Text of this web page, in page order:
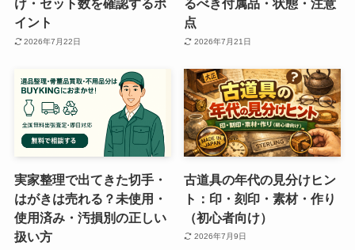
け・セット数を確認するポ
イント
2026年7月22日
るべき付属品・状態・注意
点
2026年7月21日
実家整理で出てきた切手・
はがきは売れる？未使用・
使用済み・汚損別の正しい
扱い方
古道具の年代の見分けヒン
ト：印・刻印・素材・作り
（初心者向け）
2026年7月9日